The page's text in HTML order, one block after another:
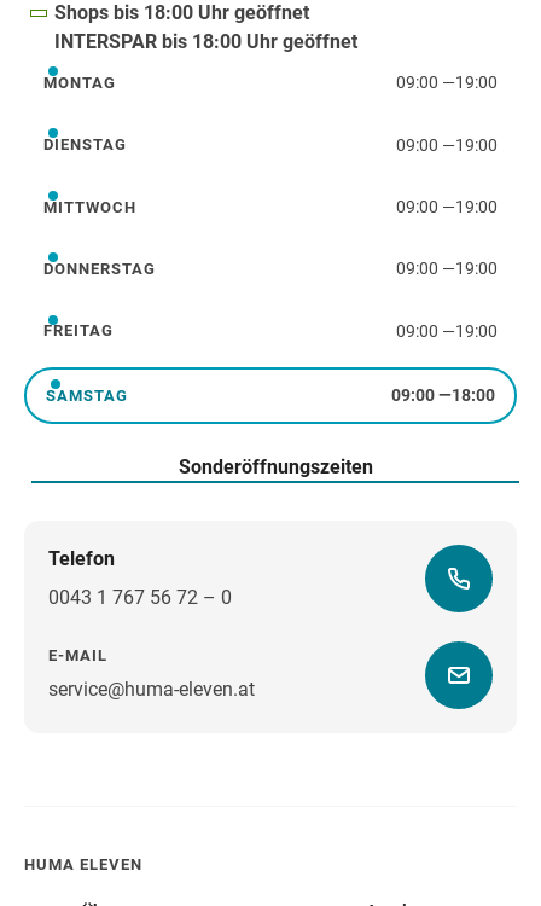
Shops bis 18:00 Uhr geöffnet
INTERSPAR bis 18:00 Uhr geöffnet
Montag
MONTAG 09:00 —19:00
Dienstag
DIENSTAG 09:00 —19:00
Mittwoch
MITTWOCH 09:00 —19:00
Donnerstag
DONNERSTAG 09:00 —19:00
Freitag
FREITAG 09:00 —19:00
Samstag
SAMSTAG 09:00—18:00
Sonderöffnungszeiten
Telefon
0043 1 767 56 72 – 0
E-MAIL
service@huma-eleven.atWegbeschreibung
HUMA ELEVEN